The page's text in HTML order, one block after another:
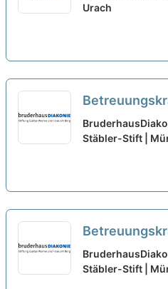
in unserem
Urach
(w/m/d) in
mitWIRken!
Stäbler-Stift |
Teilzeit (bis
neu
Stäbler-Stift |